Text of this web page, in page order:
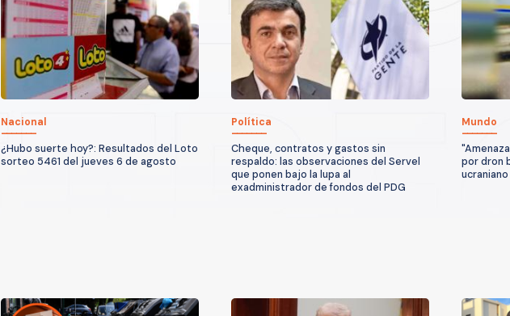
Nacional
¿Hubo suerte hoy?: Resultados del Loto
sorteo 5461 del jueves 6 de agosto
Política
Cheque, contratos y gastos sin
respaldo: las observaciones del Servel
que ponen bajo la lupa al
exadministrador de fondos del PDG
Mundo
por dron
ucraniano